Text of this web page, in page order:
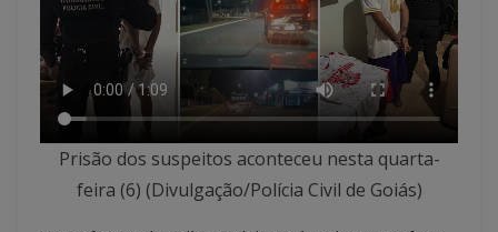
Prisão dos suspeitos aconteceu nesta quarta-
feira (6) (Divulgação/Polícia Civil de Goiás)